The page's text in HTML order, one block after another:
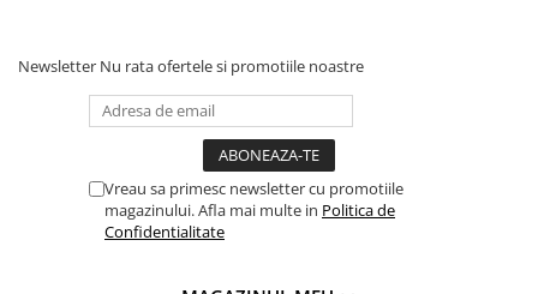
Newsletter Nu rata ofertele si promotiile noastre
Vreau sa primesc newsletter cu promotiile
magazinului. Afla mai multe in Politica de
Confidentialitate